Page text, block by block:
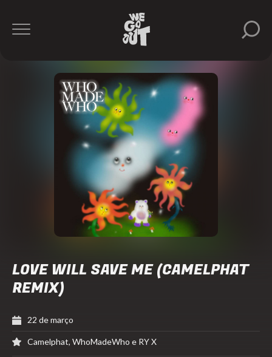
LOVE WILL SAVE ME (CAMELPHAT
REMIX)
22 de março
Camelphat, WhoMadeWho e RY X